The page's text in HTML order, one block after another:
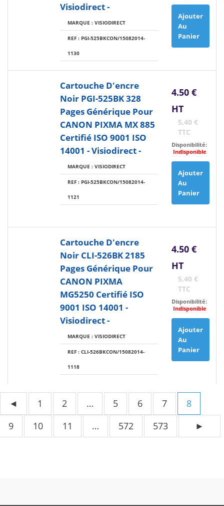
Visiodirect -
MARQUE : VISIODIRECT
REF : PGI-525BKCON/15082014-
1130
Ajouter
Au
Panier
Cartouche D'encre
Noir PGI-525BK 328
Pages Générique Pour
CANON PIXMA MX 885
Certifié ISO 9001 ISO
14001 - Visiodirect -
MARQUE : VISIODIRECT
REF : PGI-525BKCON/15082014-
1121
4.50 €
HT
5,40 €
TTC
Disponibilité:
Indisponible
Ajouter
Au
Panier
Cartouche D'encre
Noir CLI-526BK 2185
Pages Générique Pour
CANON PIXMA
MG5250 Certifié ISO
9001 ISO 14001 -
Visiodirect -
MARQUE : VISIODIRECT
REF : CLI-526BKCON/15082014-
1118
4.50 €
HT
5,40 €
TTC
Disponibilité:
Indisponible
Ajouter
Au
Panier
◄ 1 2 … 5 6 7
8
9
10 11 … 572 573 ►